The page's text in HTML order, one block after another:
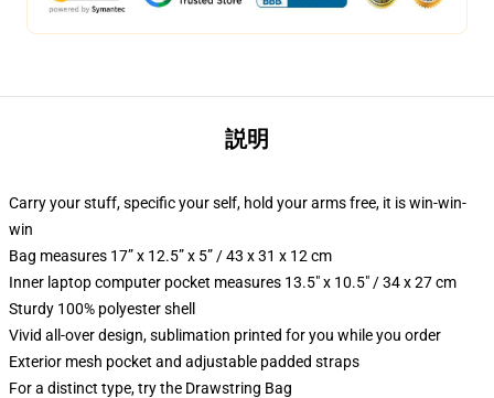
説明
Carry your stuff, specific your self, hold your arms free, it is win-win-
win
Bag measures 17” x 12.5” x 5” / 43 x 31 x 12 cm
Inner laptop computer pocket measures 13.5" x 10.5" / 34 x 27 cm
Sturdy 100% polyester shell
Vivid all-over design, sublimation printed for you while you order
Exterior mesh pocket and adjustable padded straps
For a distinct type, try the Drawstring Bag